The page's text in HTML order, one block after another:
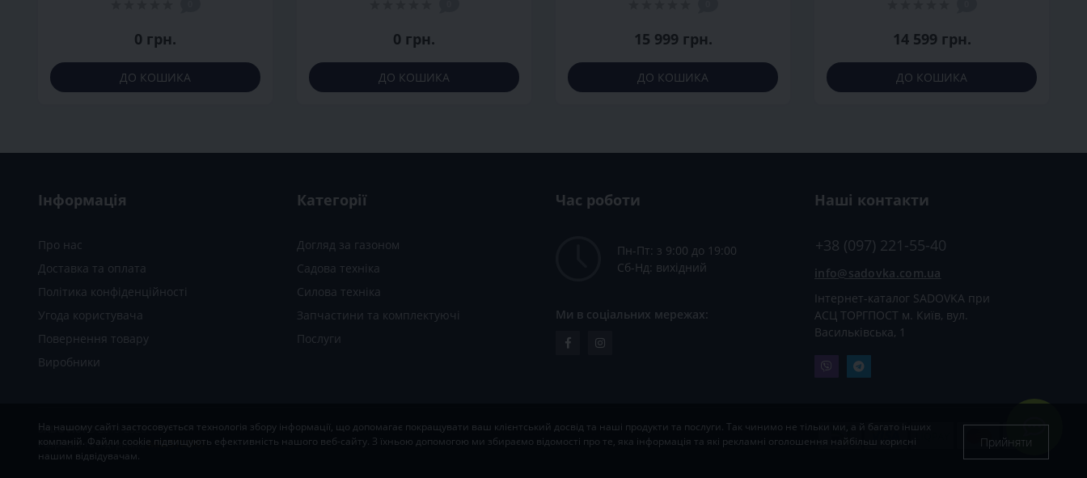
0 грн.
ДО КОШИКА
0 грн.
ДО КОШИКА
15 999 грн.
ДО КОШИКА
14 599 грн.
ДО КОШИКА
Інформація
Про нас
Доставка та оплата
Політика конфіденційності
Угода користувача
Повернення товару
Виробники
Категорії
Догляд за газоном
Садова техніка
Силова техніка
Запчастини та комплектуючі
Послуги
Час роботи
Пн-Пт: з 9:00 до 19:00
Сб-Нд: вихідний
Ми в соціальних мережах:
Наші контакти
+38 (097) 221-55-40
info@sadovka.com.ua
Інтернет-каталог SADOVKA при
АСЦ ТОРГПОСТ м. Київ, вул.
Васильківська, 1
SADOVKA© 2019-2026
Розробка та підтримкаMIG STUDIO
На нашому сайті застосовується технологія збору інформації, що допомагає покращувати ваш клієнтський досвід та наші продукти та послуги. Так чинимо не тільки ми, а й багато інших
компаній. Файли cookie підвищують ефективність нашого веб-сайту. З їхньою допомогою ми збираємо відомості про те, яка інформація та які рекламні оголошення найбільш корисні
нашим відвідувачам.
Прийняти